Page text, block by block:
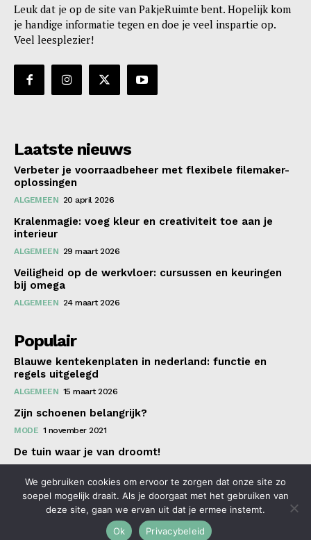
Leuk dat je op de site van PakjeRuimte bent. Hopelijk kom
je handige informatie tegen en doe je veel inspartie op.
Veel leesplezier!
Laatste nieuws
Verbeter je voorraadbeheer met flexibele filemaker-
oplossingen
ALGEMEEN 20 april 2026
Kralenmagie: voeg kleur en creativiteit toe aan je
interieur
ALGEMEEN 29 maart 2026
Veiligheid op de werkvloer: cursussen en keuringen
bij omega
ALGEMEEN 24 maart 2026
Populair
Blauwe kentekenplaten in nederland: functie en
regels uitgelegd
ALGEMEEN 15 maart 2026
Zijn schoenen belangrijk?
MODE 1 november 2021
De tuin waar je van droomt!
© 2021 tagDiv. All Rights Reserved. Made with Newspaper
Theme.
We gebruiken cookies om ervoor te zorgen dat onze site zo
soepel mogelijk draait. Als je doorgaat met het gebruiken van
deze site, gaan we ervan uit dat je ermee instemt.
Ok
Privacybeleid